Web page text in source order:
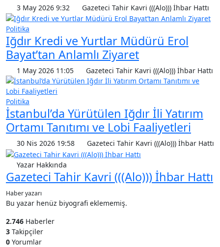
3 May 2026 9:32 Gazeteci Tahir Kavri (((Alo))) İhbar Hattı
Politika
Iğdır Kredi ve Yurtlar Müdürü Erol
Bayat’tan Anlamlı Ziyaret
1 May 2026 11:05 Gazeteci Tahir Kavri (((Alo))) İhbar Hattı
Politika
İstanbul’da Yürütülen Iğdır İli Yatırım
Ortamı Tanıtımı ve Lobi Faaliyetleri
30 Nis 2026 19:58 Gazeteci Tahir Kavri (((Alo))) İhbar Hattı
Yazar Hakkında
Gazeteci Tahir Kavri (((Alo))) İhbar Hattı
Haber yazarı
Bu yazar henüz biyografi eklememiş.
2.746 Haberler
3 Takipçiler
0 Yorumlar